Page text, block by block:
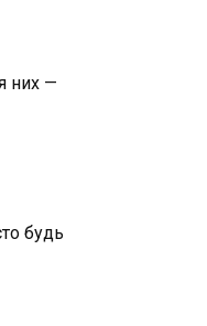
них —
будь